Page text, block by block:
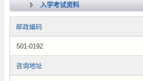
入学考试资料
邮政编码
501-0192
咨询地址